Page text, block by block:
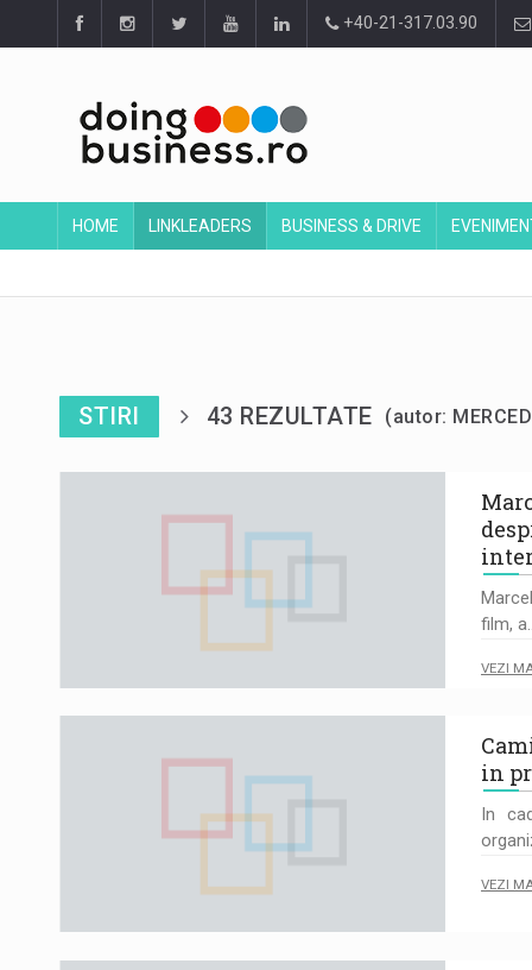
+40-21-317.03.90
HOME LINKLEADERS BUSINESS & DRIVE
STIRI 43 REZULTATE (autor:
film,
VEZI
in
In
VEZI